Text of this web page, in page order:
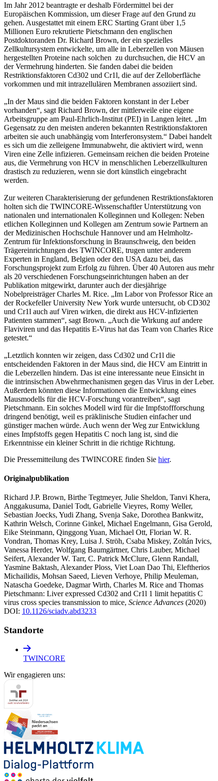
Im Jahr 2012 beantragte er deshalb Fördermittel bei der
Europäischen Kommission, um dieser Frage auf den Grund zu
gehen. Ausgestattet mit einem ERC Starting Grant über 1,5
Millionen Euro rekrutierte Pietschmann den englischen
Postdoktoranden Dr. Richard Brown, der ein spezielles
Zellkultursystem entwickelte, um alle in Leberzellen von Mäusen
hergestellten Proteine nach solchen zu durchsuchen, die HCV an
der Vermehrung hinderten. Sie fanden dabei die beiden
Restriktionsfaktoren Cd302 und Cr1l, die auf der Zelloberfläche
vorkommen und mit intrazellulären Membranen assoziiert sind.
„In der Maus sind die beiden Faktoren konstant in der Leber
vorhanden“, sagt Richard Brown, der mittlerweile eine eigene
Arbeitsgruppe am Paul-Ehrlich-Institut (PEI) in Langen leitet. „Im
Gegensatz zu den meisten anderen bekannten Restriktionsfaktoren
arbeiten sie auch unabhängig vom Interferonsystem.“ Dabei handelt
es sich um die zelleigene Immunabwehr, die aktiviert wird, wenn
Viren eine Zelle infizieren. Gemeinsam reichen die beiden Proteine
aus, die Vermehrung von HCV in menschlichen Leberzellkulturen
drastisch zu reduzieren, wenn sie dort künstlich eingebracht
werden.
Zur weiteren Charakterisierung der gefundenen Restriktionsfaktoren
holten sich die TWINCORE-Wissenschaftler Unterstützung von
nationalen und internationalen Kolleginnen und Kollegen: Neben
etlichen Kolleginnen und Kollegen am Zentrum sowie Partnern an
der Medizinischen Hochschule Hannover und am Helmholtz-
Zentrum für Infektionsforschung in Braunschweig, den beiden
Trägereinrichtungen des TWINCORE, trugen unter anderem
Experten in England, Belgien oder den USA dazu bei, das
Forschungsprojekt zum Erfolg zu führen. Über 40 Autoren aus mehr
als 20 verschiedenen Forschungseinrichtungen haben an der
Publikation mitgewirkt, darunter auch der diesjährige
Nobelpreisträger Charles M. Rice. „Im Labor von Professor Rice an
der Rockefeller University New York wurde untersucht, ob CD302
und Cr1l auch auf Viren wirken, die direkt aus HCV-infizierten
Patienten stammen“, sagt Brown. „Auch die Wirkung auf andere
Flaviviren und das Hepatitis E-Virus hat das Team von Charles Rice
getestet.“
„Letztlich konnten wir zeigen, dass Cd302 und Cr1l die
entscheidenden Faktoren in der Maus sind, die HCV am Eintritt in
die Leberzellen hindern. Das ist eine interessante neue Einsicht in
die intrinsischen Abwehrmechanismen gegen das Virus in der Leber.
Außerdem könnten diese Informationen die Entwicklung eines
Mausmodells für die HCV-Forschung vorantreiben“, sagt
Pietschmann. Ein solches Modell wird für die Impfstoffforschung
dringend benötigt, weil es präklinische Studien einfacher und
günstiger machen würde. Auch wenn der Weg zur Entwicklung
eines Impfstoffs gegen Hepatitis C noch lang ist, sind die
Erkenntnisse ein kleiner Schritt in die richtige Richtung.
Die Pressemitteilung des TWINCORE finden Sie hier.
Originalpublikation
Richard J.P. Brown, Birthe Tegtmeyer, Julie Sheldon, Tanvi Khera,
Anggakusuma, Daniel Todt, Gabrielle Vieyres, Romy Weller,
Sebastian Joecks, Yudi Zhang, Svenja Sake, Dorothea Bankwitz,
Kathrin Welsch, Corinne Ginkel, Michael Engelmann, Gisa Gerold,
Eike Steinmann, Qinggong Yuan, Michael Ott, Florian W. R.
Vondran, Thomas Krey, Luisa J. Ströh, Csaba Miskey, Zoltán Ivics,
Vanessa Herder, Wolfgang Baumgärtner, Chris Lauber, Michael
Seifert, Alexander W. Tarr, C. Patrick McClure, Glenn Randall,
Yasmine Baktash, Alexander Ploss, Viet Loan Dao Thi, Eleftherios
Michailidis, Mohsan Saeed, Lieven Verhoye, Philip Meuleman,
Natascha Goedeke, Dagmar Wirth, Charles M. Rice and Thomas
Pietschmann: Liver expressed Cd302 and Cr1l 1 limit hepatitis C
virus cross species transmission to mice, Science Advances (2020)
DOI: 10.1126/sciadv.abd3233
Standorte
TWINCORE
Wir engagieren uns: